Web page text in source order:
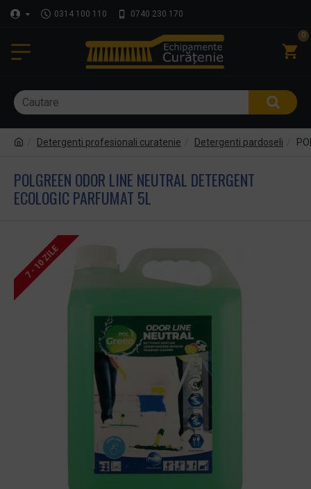
0314 100 110 0740 230 170
0
Detergenti profesionali curatenie Detergenti pardoseli
POLGREEN ODOR LINE NEUTRAL DETERGENT
ECOLOGIC PARFUMAT 5L
7 - 10 ZILE